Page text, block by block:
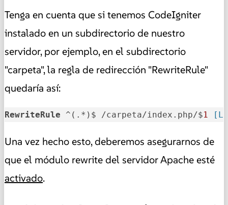
Tenga en cuenta que si tenemos CodeIgniter
instalado en un subdirectorio de nuestro
servidor, por ejemplo, en el subdirectorio
"carpeta", la regla de redirección "RewriteRule"
quedaría así:
RewriteRule ^(.*)$ /carpeta/index.php/$1 [L]
Una vez hecho esto, deberemos asegurarnos de
que el módulo rewrite del servidor Apache esté
activado.